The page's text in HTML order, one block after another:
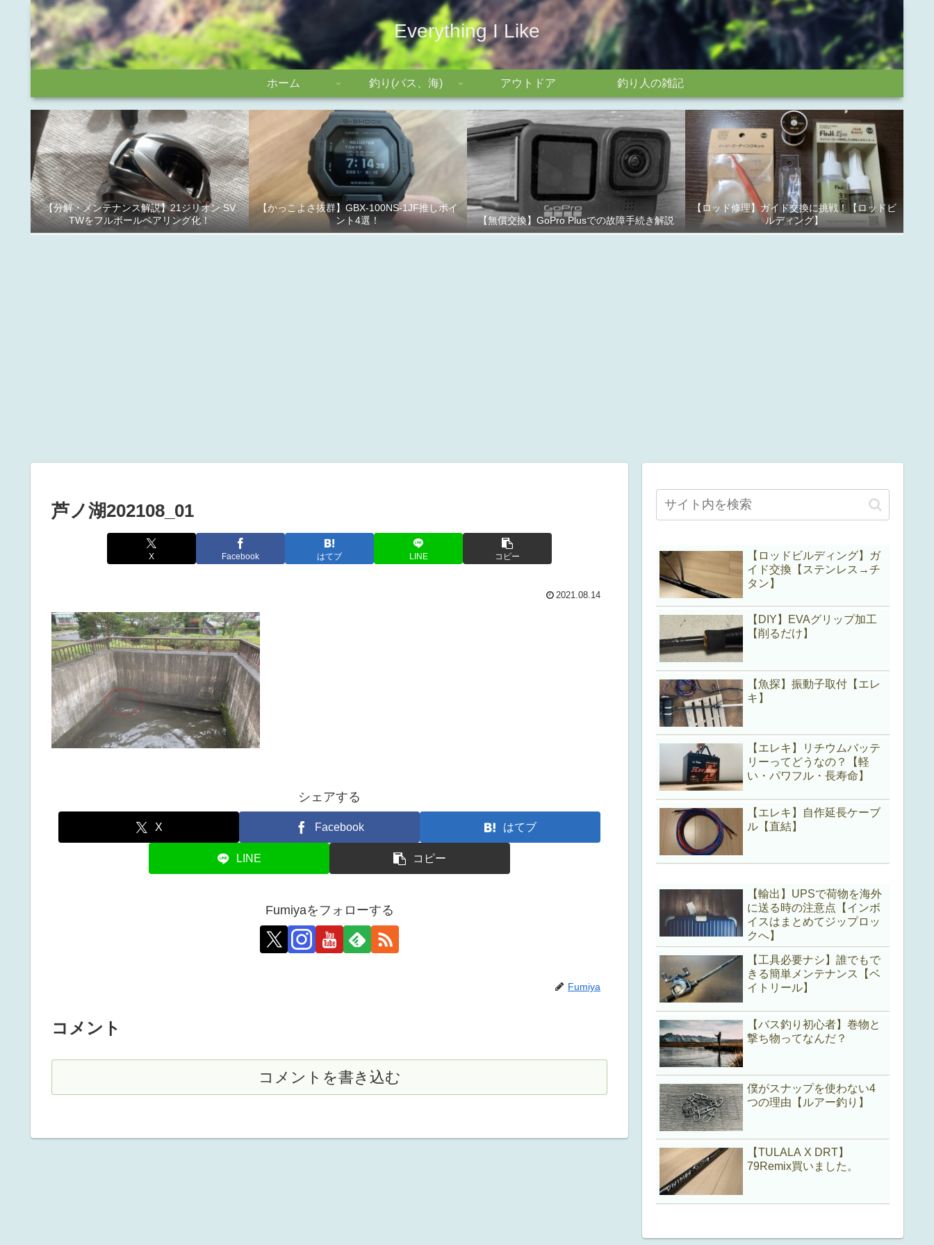
Everything I Like
ホーム 釣り(バス、海) アウトドア 釣り人の雑記
【分解・メンテナンス解説】21ジリオン SV
TWをフルボールベアリング化！
【かっこよさ抜群】GBX-100NS-1JF推しポイ
ント4選！
【無償交換】GoPro Plusでの故障手続き解説
【ロッド修理】ガイド交換に挑戦！【ロッドビ
ルディング】
芦ノ湖202108_01
X Facebook はてブ LINE コピー
2021.08.14
シェアする
X Facebook はてブ
LINE コピー
Fumiyaをフォローする
Fumiya
コメント
コメントを書き込む
【ロッドビルディング】ガ
イド交換【ステンレス→チ
タン】
【DIY】EVAグリップ加工
【削るだけ】
【魚探】振動子取付【エレ
キ】
【エレキ】リチウムバッテ
リーってどうなの？【軽
い・パワフル・長寿命】
【エレキ】自作延長ケーブ
ル【直結】
【輸出】UPSで荷物を海外
に送る時の注意点【インボ
イスはまとめてジップロッ
クへ】
【工具必要ナシ】誰でもで
きる簡単メンテナンス【ベ
イトリール】
【バス釣り初心者】巻物と
撃ち物ってなんだ？
僕がスナップを使わない4
つの理由【ルアー釣り】
【TULALA X DRT】
79Remix買いました。